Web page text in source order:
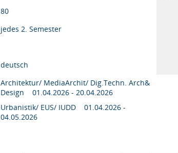
80
jedes 2. Semester
deutsch
Architektur/ MediaArchit/ Dig.Techn. Arch&
Design 01.04.2026 - 20.04.2026
Urbanistik/ EUS/ IUDD 01.04.2026 -
04.05.2026